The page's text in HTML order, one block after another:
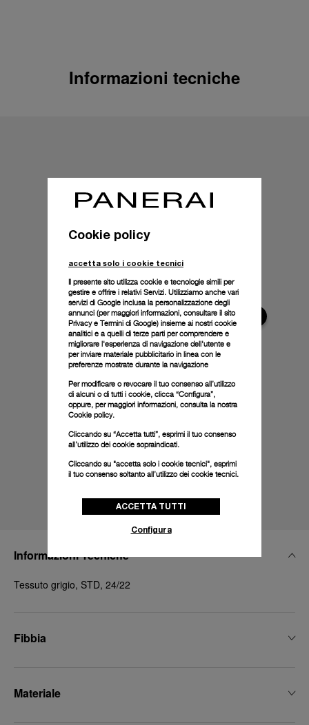
Informazioni tecniche
Informazioni Tecniche
Tessuto grigio, STD, 24/22
Fibbia
Materiale
Cookie policy
accetta solo i cookie tecnici
Il presente sito utilizza cookie e tecnologie simili per
gestire e offrire i relativi Servizi. Utilizziamo anche vari
servizi di Google inclusa la personalizzazione degli
annunci (per maggiori informazioni, consultare il sito
Privacy e Termini di Google) insieme ai nostri cookie
analitici e a quelli di terze parti per comprendere e
migliorare l'esperienza di navigazione dell'utente e
per inviare materiale pubblicitario in linea con le
preferenze mostrate durante la navigazione
Per modificare o revocare il tuo consenso all’utilizzo
di alcuni o di tutti i cookie, clicca “Configura”,
oppure, per maggiori informazioni, consulta la nostra
Cookie policy.
Cliccando su “Accetta tutti”, esprimi il tuo consenso
all’utilizzo dei cookie sopraindicati.
Cliccando su "accetta solo i cookie tecnici", esprimi
il tuo consenso soltanto all’utilizzo dei cookie tecnici.
ACCETTA TUTTI
Configura